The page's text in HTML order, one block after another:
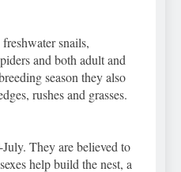
snails,
and both adult and
season they also
rushes and grasses.
They are believed to
help build the nest, a